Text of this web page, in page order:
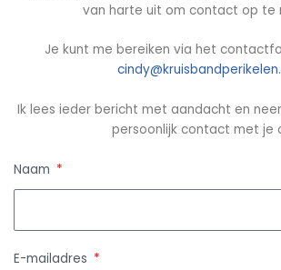
van harte uit om contact op te
Je kunt me bereiken via het
Ik lees ieder bericht met aandacht en
persoonlijk contact met je
Naam
E-mailadres